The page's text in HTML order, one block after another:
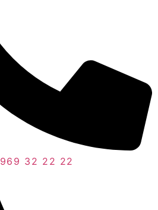
969 32 22 22